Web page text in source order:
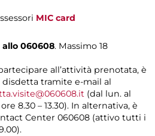
MIC card
060608. Massimo 18
all’attività prenotata, è
tramite e-mail al
(dal lun. al
8.30 – 13.30). In alternativa, è
Center 060608 (attivo tutti i